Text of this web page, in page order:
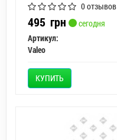
0 отзывов
495 грн
сегодня
Артикул:
Valeo
КУПИТЬ